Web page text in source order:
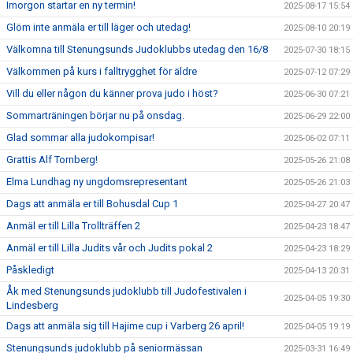
Imorgon startar en ny termin! 2025-08-17 15:54
Glöm inte anmäla er till läger och utedag! 2025-08-10 20:19
Välkomna till Stenungsunds Judoklubbs utedag den 16/8 2025-07-30 18:15
Välkommen på kurs i falltrygghet för äldre 2025-07-12 07:29
Vill du eller någon du känner prova judo i höst? 2025-06-30 07:21
Sommarträningen börjar nu på onsdag. 2025-06-29 22:00
Glad sommar alla judokompisar! 2025-06-02 07:11
Grattis Alf Tornberg! 2025-05-26 21:08
Elma Lundhag ny ungdomsrepresentant 2025-05-26 21:03
Dags att anmäla er till Bohusdal Cup 1 2025-04-27 20:47
Anmäl er till Lilla Trollträffen 2 2025-04-23 18:47
Anmäl er till Lilla Judits vår och Judits pokal 2 2025-04-23 18:29
Påskledigt 2025-04-13 20:31
Åk med Stenungsunds judoklubb till Judofestivalen i
Lindesberg
2025-04-05 19:30
Dags att anmäla sig till Hajime cup i Varberg 26 april! 2025-04-05 19:19
Stenungsunds judoklubb på seniormässan 2025-03-31 16:49